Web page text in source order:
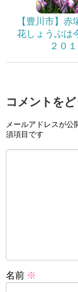
【豊川市】赤
花しょうぶは
２０１
コメントを
メールアドレスが公
須項目です
名前 ※